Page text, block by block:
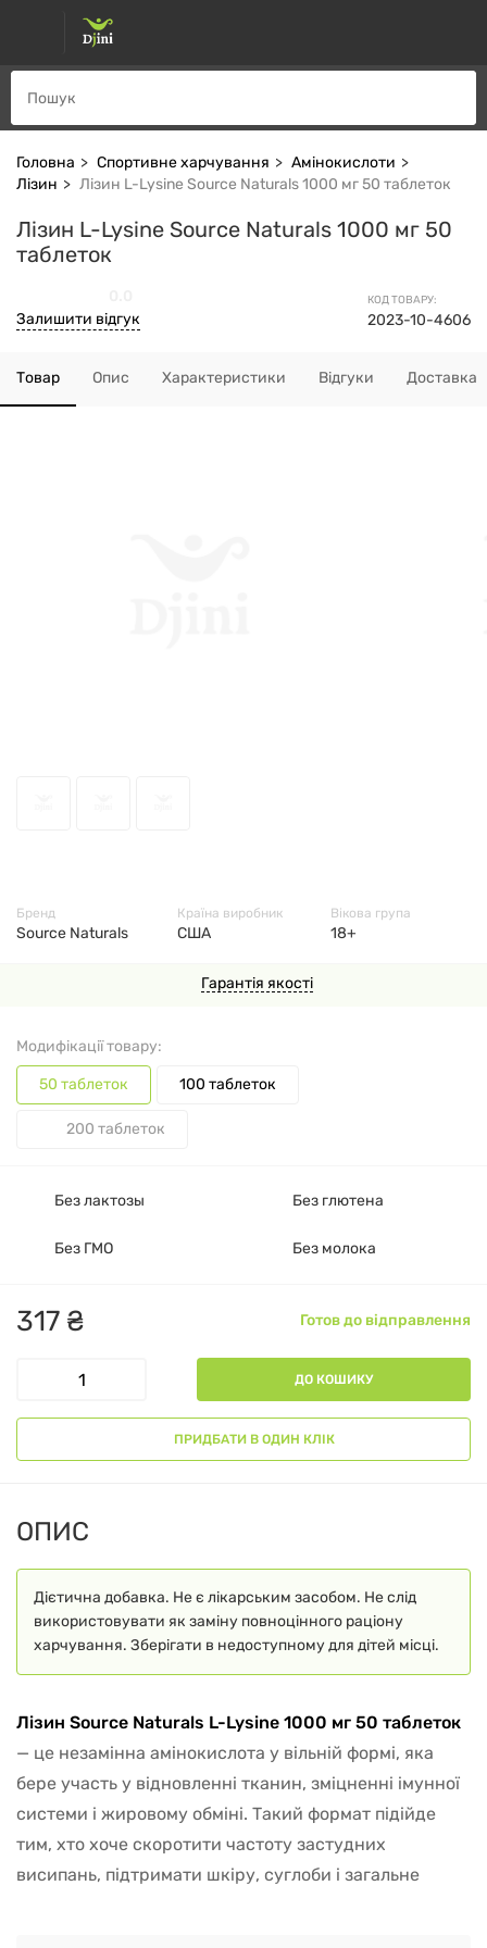
Головна Спортивне харчування
Амінокислоти
Лізин
Лізин L-Lysine Source Naturals 1000 мг 50 таблеток
Лізин L-Lysine Source Naturals 1000 мг 50
таблеток
КОД ТОВАРУ:
2023-10-4606
Залишити відгук
Товар Опис Характеристики Відгуки Доставка
Гарантія якості
Модифікації товару:
50 таблеток 100 таблеток
200 таблеток
317 ₴ Готов до відправлення
ДО КОШИКУ
ПРИДБАТИ В ОДИН КЛІК
Без лактозы Без глютена
Без ГМО Без молока
Бренд
Source Naturals
Країна виробник
США
Вікова група
18+
ОПИС
Дієтична добавка. Не є лікарським засобом. Не слід
використовувати як заміну повноцінного раціону
харчування. Зберігати в недоступному для дітей місці.
Лізин Source Naturals L-Lysine 1000 мг 50 таблеток
— це незамінна амінокислота у вільній формі, яка
бере участь у відновленні тканин, зміцненні імунної
системи і жировому обміні. Такий формат підійде
тим, хто хоче скоротити частоту застудних
висипань, підтримати шкіру, суглоби і загальне